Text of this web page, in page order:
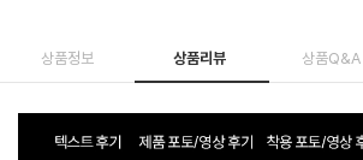
상품정보 상품리뷰 상품Q&A